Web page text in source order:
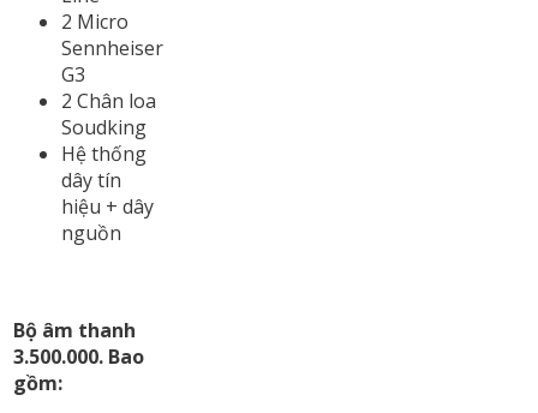
2 Micro
Sennheiser
G3
2 Chân loa
Soudking
Hệ thống
dây tín
hiệu + dây
nguồn
Bộ âm thanh
3.500.000. Bao
gồm: